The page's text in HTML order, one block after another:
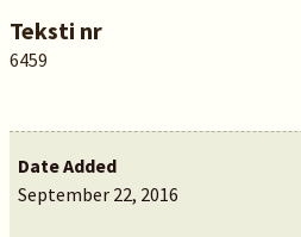
Teksti nr
6459
Date Added
September 22, 2016